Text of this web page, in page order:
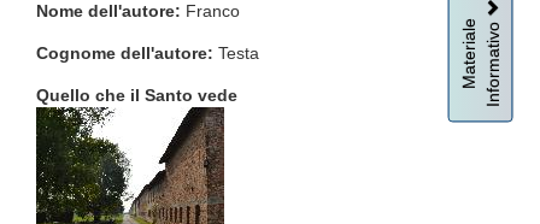
MaterialeInformativo
Nome dell'autore: Franco
Cognome dell'autore: Testa
Quello che il Santo vede